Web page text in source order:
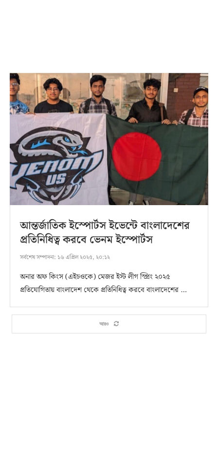
আন্তর্জাতিক ইস্পোর্টস ইভেন্টে বাংলাদেশের
প্রতিনিধিত্ব করবে ভেনম ইস্পোর্টস
সর্বশেষ সম্পাদনা: ১৬ এপ্রিল ২০২৫, ২০:১২
অনার অফ কিংস (এইচওকে) মেজর ইস্ট লীগ স্প্রিং ২০২৫
প্রতিযোগিতায় বাংলাদেশ থেকে প্রতিনিধিত্ব করবে বাংলাদেশের …
আরও